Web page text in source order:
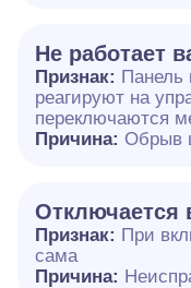
Не работает
Признак: Панель
реагируют на
переключаются
Причина: Обрыв
Отключается
Признак: При
сама
Причина: